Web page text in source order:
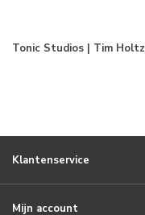
Tonic Studios | Tim Holtz
Klantenservice
Mijn account